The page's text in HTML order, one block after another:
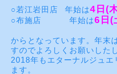
○若江岩田店 年始は4日(
○布施店 年始は6日(
からとなっています。年末
すのでよろしくお願いした
2018年もエターナルジュエ
ます。